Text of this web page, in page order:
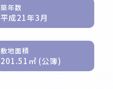
築年数
平成21年3月
敷地面積
201.51㎡ (公簿)